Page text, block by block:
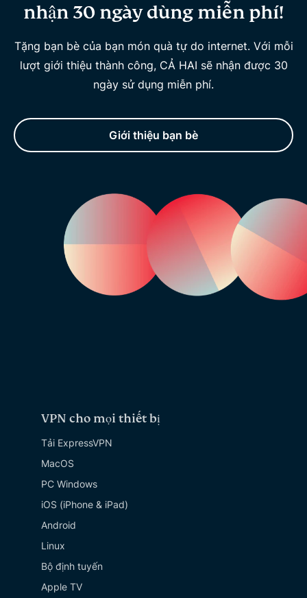
nhận 30 ngày dùng miễn phí!
Tặng bạn bè của bạn món quà tự do internet. Với mỗi
lượt giới thiệu thành công, CẢ HAI sẽ nhận được 30
ngày sử dụng miễn phí.
Giới thiệu bạn bè
VPN cho mọi thiết bị
Tải ExpressVPN
MacOS
PC Windows
iOS (iPhone & iPad)
Android
Linux
Bộ định tuyến
Apple TV